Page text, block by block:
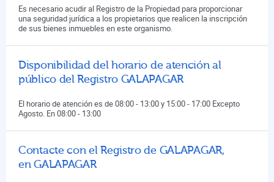
Es necesario acudir al Registro de la Propiedad para proporcionar
una seguridad jurídica a los propietarios que realicen la inscripción
de sus bienes inmuebles en este organismo.
Disponibilidad del horario de atención al
público del Registro GALAPAGAR
El horario de atención es de 08:00 - 13:00 y 15:00 - 17:00 Excepto
Agosto. En 08:00 - 13:00
Contacte con el Registro de GALAPAGAR,
en GALAPAGAR